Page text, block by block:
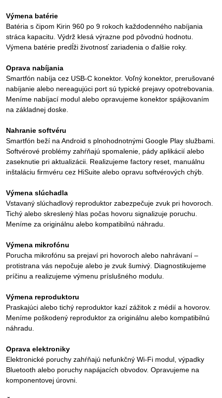
Výmena batérie
Batéria s čipom Kirin 960 po 9 rokoch každodenného nabíjania
stráca kapacitu. Výdrž klesá výrazne pod pôvodnú hodnotu.
Výmena batérie predĺži životnosť zariadenia o ďalšie roky.
Oprava nabíjania
Smartfón nabíja cez USB-C konektor. Voľný konektor, prerušované
nabíjanie alebo nereagujúci port sú typické prejavy opotrebovania.
Meníme nabíjací modul alebo opravujeme konektor spájkovaním
na základnej doske.
Nahranie softvéru
Smartfón beží na Android s plnohodnotnými Google Play službami.
Softvérové problémy zahŕňajú spomalenie, pády aplikácií alebo
zaseknutie pri aktualizácii. Realizujeme factory reset, manuálnu
inštaláciu firmvéru cez HiSuite alebo opravu softvérových chýb.
Výmena slúchadla
Vstavaný slúchadlový reproduktor zabezpečuje zvuk pri hovoroch.
Tichý alebo skreslený hlas počas hovoru signalizuje poruchu.
Meníme za originálnu alebo kompatibilnú náhradu.
Výmena mikrofónu
Porucha mikrofónu sa prejaví pri hovoroch alebo nahrávaní –
protistrana vás nepočuje alebo je zvuk šumivý. Diagnostikujeme
príčinu a realizujeme výmenu príslušného modulu.
Výmena reproduktoru
Praskajúci alebo tichý reproduktor kazí zážitok z médií a hovorov.
Meníme poškodený reproduktor za originálnu alebo kompatibilnú
náhradu.
Oprava elektroniky
Elektronické poruchy zahŕňajú nefunkčný Wi-Fi modul, výpadky
Bluetooth alebo poruchy napájacích obvodov. Opravujeme na
komponentovej úrovni.